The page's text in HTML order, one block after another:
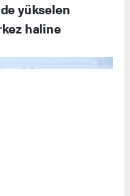
20 ili
Görgün,